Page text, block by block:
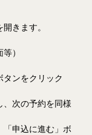
きます。
）
タンをクリック
、次の予約を同様
「申込に進む」ボ